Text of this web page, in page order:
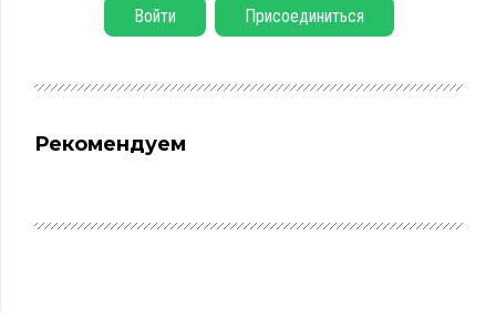
Войти Присоединиться
Рекомендуем